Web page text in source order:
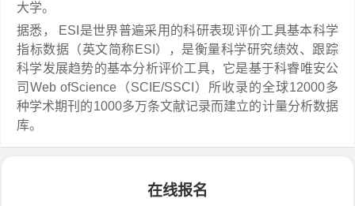
大学。
据悉， ESI是世界普遍采用的科研表现评价工具基本科学
指标数据（英文简称ESI），是衡量科学研究绩效、跟踪
科学发展趋势的基本分析评价工具，它是基于科睿唯安公
司Web ofScience（SCIE/SSCI）所收录的全球12000多
种学术期刊的1000多万条文献记录而建立的计量分析数据
库。
在线报名